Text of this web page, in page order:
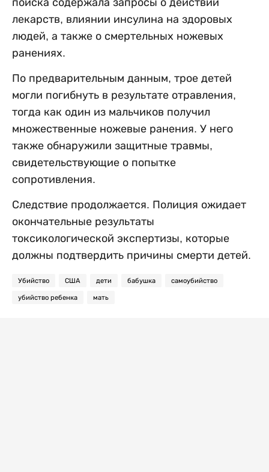
поиска содержала запросы о действии
лекарств, влиянии инсулина на здоровых
людей, а также о смертельных ножевых
ранениях.
По предварительным данным, трое детей
могли погибнуть в результате отравления,
тогда как один из мальчиков получил
множественные ножевые ранения. У него
также обнаружили защитные травмы,
свидетельствующие о попытке
сопротивления.
Следствие продолжается. Полиция ожидает
окончательные результаты
токсикологической экспертизы, которые
должны подтвердить причины смерти детей.
Убийство США дети бабушка самоубийство
убийство ребенка мать